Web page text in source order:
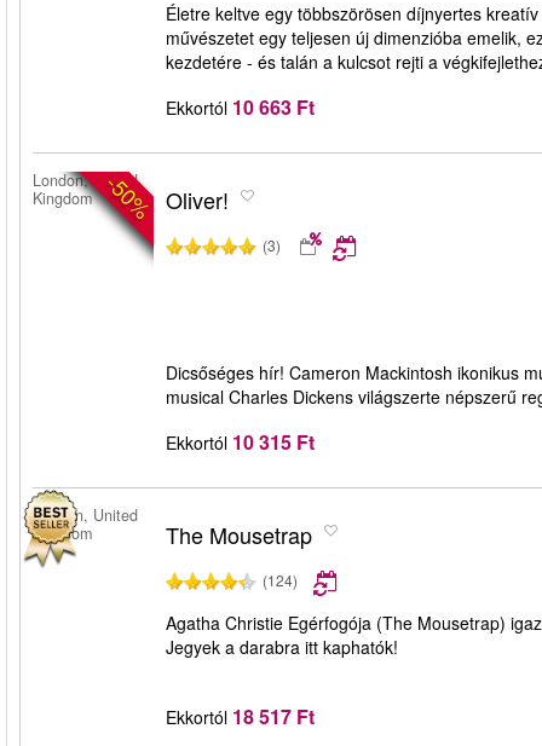
Életre keltve egy többszörösen díjnyertes
művészetet egy teljesen új dimenzióba emelik,
kezdetére - és talán a kulcsot rejti a
Ekkortól 10 663 Ft
-50%
London, United
Kingdom
Oliver!
(3)
Dicsőséges hír! Cameron Mackintosh ikonikus
musical Charles Dickens világszerte népszerű
Ekkortól 10 315 Ft
London, United
Kingdom
The Mousetrap
(124)
Agatha Christie Egérfogója (The Mousetrap)
Jegyek a darabra itt kaphatók!
Ekkortól 18 517 Ft